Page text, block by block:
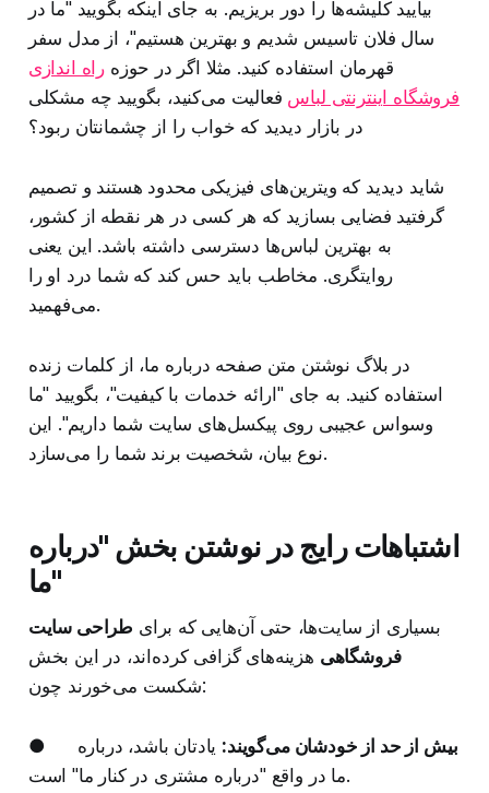
بیایید کلیشه‌ها را دور بریزیم. به جای اینکه بگویید "ما در
سال فلان تاسیس شدیم و بهترین هستیم"، از مدل سفر
قهرمان استفاده کنید. مثلا اگر در حوزه راه اندازی
فروشگاه اینترنتی لباس فعالیت می‌کنید، بگویید چه مشکلی
در بازار دیدید که خواب را از چشمانتان ربود؟
شاید دیدید که ویترین‌های فیزیکی محدود هستند و تصمیم
گرفتید فضایی بسازید که هر کسی در هر نقطه از کشور،
به بهترین لباس‌ها دسترسی داشته باشد. این یعنی
روایتگری. مخاطب باید حس کند که شما درد او را
می‌فهمید.
در بلاگ نوشتن متن صفحه درباره ما، از کلمات زنده
استفاده کنید. به جای "ارائه خدمات با کیفیت"، بگویید "ما
وسواس عجیبی روی پیکسل‌های سایت شما داریم". این
نوع بیان، شخصیت برند شما را می‌سازد.
اشتباهات رایج در نوشتن بخش "درباره
ما"
بسیاری از سایت‌ها، حتی آن‌هایی که برای طراحی سایت
فروشگاهی هزینه‌های گزافی کرده‌اند، در این بخش
شکست می‌خورند چون:
● بیش از حد از خودشان می‌گویند: یادتان باشد، درباره
ما در واقع "درباره مشتری در کنار ما" است.